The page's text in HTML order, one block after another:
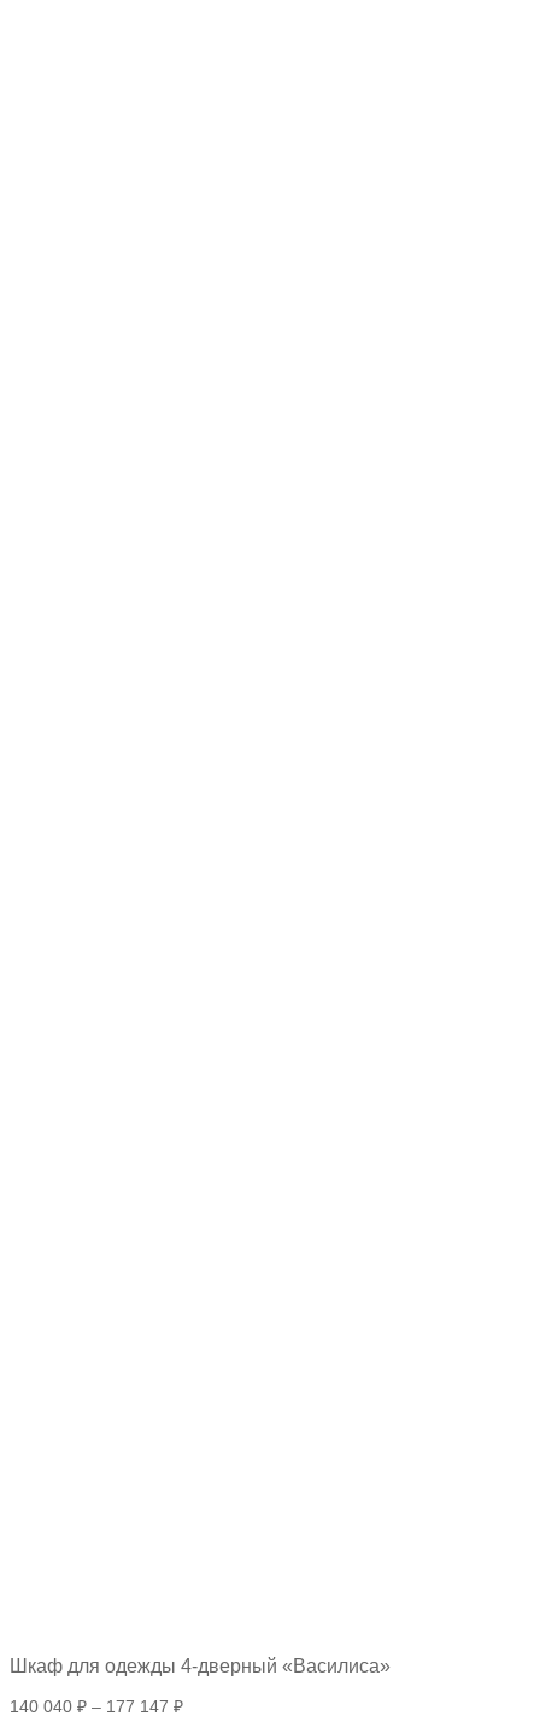
Шкаф для одежды 4-дверный «Василиса»
140 040 ₽ – 177 147 ₽